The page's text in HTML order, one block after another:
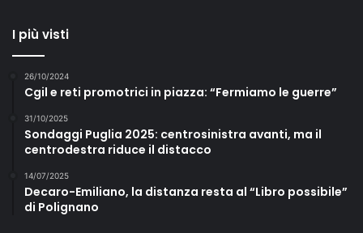
I più visti
26/10/2024
Cgil e reti promotrici in piazza: “Fermiamo le guerre”
31/10/2025
Sondaggi Puglia 2025: centrosinistra avanti, ma il
centrodestra riduce il distacco
14/07/2025
Decaro-Emiliano, la distanza resta al “Libro possibile”
di Polignano